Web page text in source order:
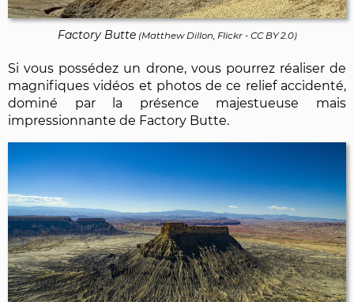
Factory Butte(Matthew Dillon, Flickr- CC BY 2.0)
Si vous possédez un drone, vous pourrez réaliser de
magnifiques vidéos et photos de ce relief accidenté,
dominé par la présence majestueuse mais
impressionnante de Factory Butte.